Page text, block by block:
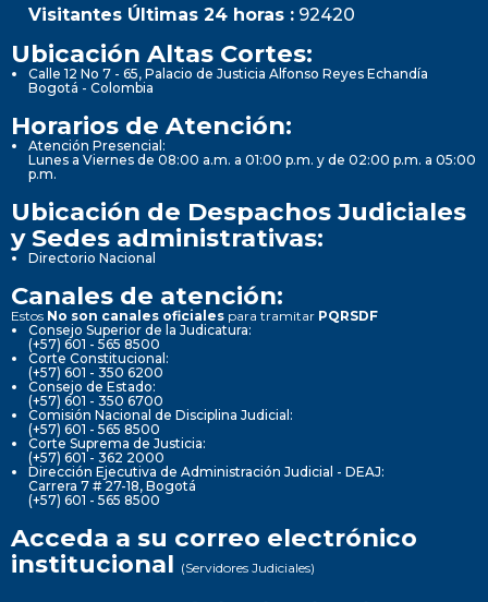
Visitantes Últimas 24 horas : 92420
Ubicación Altas Cortes:
Calle 12 No 7 - 65, Palacio de Justicia Alfonso Reyes Echandía
Bogotá - Colombia
Horarios de Atención:
Atención Presencial:
Lunes a Viernes de 08:00 a.m. a 01:00 p.m. y de 02:00 p.m. a 05:00
p.m.
Ubicación de Despachos Judiciales
y Sedes administrativas:
Directorio Nacional
Canales de atención:
Estos No son canales oficiales para tramitar PQRSDF
Consejo Superior de la Judicatura:
(+57) 601 - 565 8500
Corte Constitucional:
(+57) 601 - 350 6200
Consejo de Estado:
(+57) 601 - 350 6700
Comisión Nacional de Disciplina Judicial:
(+57) 601 - 565 8500
Corte Suprema de Justicia:
(+57) 601 - 362 2000
Dirección Ejecutiva de Administración Judicial - DEAJ:
Carrera 7 # 27-18, Bogotá
(+57) 601 - 565 8500
Acceda a su correo electrónico
institucional (Servidores Judiciales)